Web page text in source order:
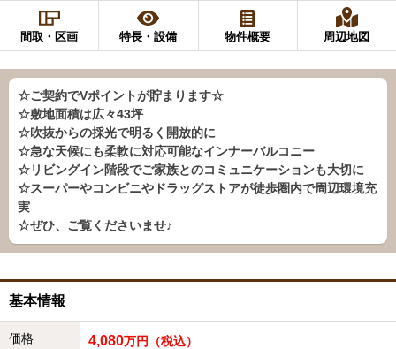
間取・区画 特長・設備 物件概要 周辺地図
☆ご契約でVポイントが貯まります☆
☆敷地面積は広々43坪
☆吹抜からの採光で明るく開放的に
☆急な天候にも柔軟に対応可能なインナーバルコニー
☆リビングイン階段でご家族とのコミュニケーションも大切に
☆スーパーやコンビニやドラッグストアが徒歩圏内で周辺環境充
実
☆ぜひ、ご覧くださいませ♪
基本情報
価格 4,080万円（税込）